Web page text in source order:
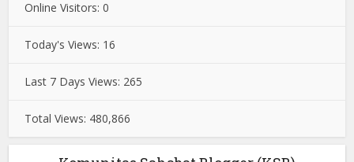
Online Visitors:0
Today's Views: 16
Last 7 Days Views: 265
Total Views: 480,866